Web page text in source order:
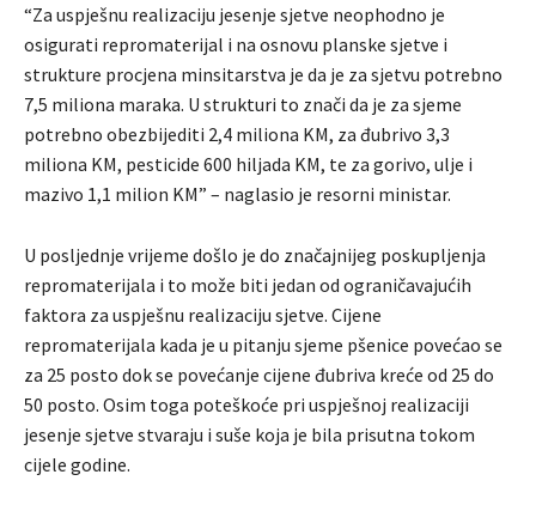
“Za uspješnu realizaciju jesenje sjetve neophodno je
osigurati repromaterijal i na osnovu planske sjetve i
strukture procjena minsitarstva je da je za sjetvu potrebno
7,5 miliona maraka. U strukturi to znači da je za sjeme
potrebno obezbijediti 2,4 miliona KM, za đubrivo 3,3
miliona KM, pesticide 600 hiljada KM, te za gorivo, ulje i
mazivo 1,1 milion KM” – naglasio je resorni ministar.
U posljednje vrijeme došlo je do značajnijeg poskupljenja
repromaterijala i to može biti jedan od ograničavajućih
faktora za uspješnu realizaciju sjetve. Cijene
repromaterijala kada je u pitanju sjeme pšenice povećao se
za 25 posto dok se povećanje cijene đubriva kreće od 25 do
50 posto. Osim toga poteškoće pri uspješnoj realizaciji
jesenje sjetve stvaraju i suše koja je bila prisutna tokom
cijele godine.